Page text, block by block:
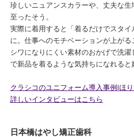
珍しいニュアンスカラーや、丈夫な
至ったそう。
実際に着用すると「着るだけでスタイ
に。仕事へのモチベーションが上がる
シワになりにくい素材のおかげで洗
で新品を着るような気持ちになれると
クラシコのユニフォーム導入事例|ほ
詳しいインタビューはこちら
日本橋はやし矯正歯科